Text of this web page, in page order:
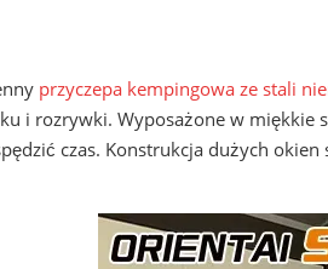
przyczepa kempingowa ze stali
i rozrywki. Wyposażone w miękkie
czas. Konstrukcja dużych